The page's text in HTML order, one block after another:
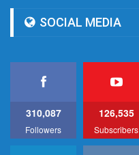
SOCIAL MEDIA
310,087
Followers
126,535
Subscribers